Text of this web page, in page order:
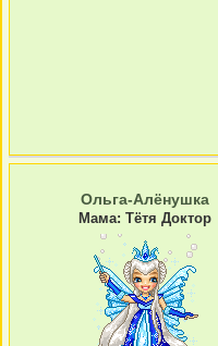
Ольга-Алёнушка
Мама: Тётя Доктор